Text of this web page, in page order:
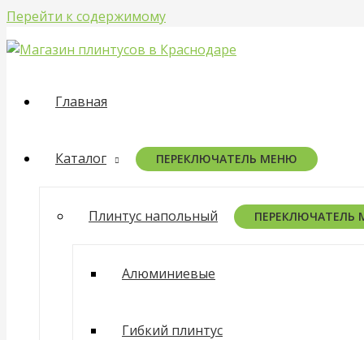
Перейти к содержимому
Главная
Каталог ПЕРЕКЛЮЧАТЕЛЬ МЕНЮ
Плинтус напольный ПЕРЕКЛЮЧАТЕЛЬ
Алюминиевые
Гибкий плинтус